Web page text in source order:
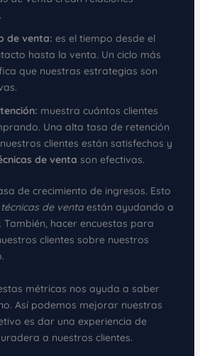
de venta: es el tiempo desde el
hasta la venta. Un ciclo más
que nuestras estrategias son
muestra cuántos clientes
Una alta tasa de retención
clientes están satisfechos y
de venta son efectivas.
de crecimiento de ingresos. Esto
técnicas de ventaestán ayudando a
También, hacer encuestas para
clientes sobre nuestros
métricas nos ayuda a saber
Así podemos mejorar nuestras
es dar una experiencia de
a nuestros clientes.